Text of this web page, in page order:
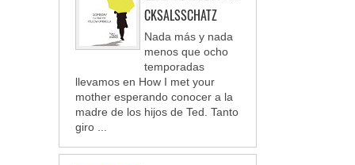
CKSALSSCHATZ
Nada más y nada
menos que ocho
temporadas
llevamos en How I met your
mother esperando conocer a la
madre de los hijos de Ted. Tanto
giro ...